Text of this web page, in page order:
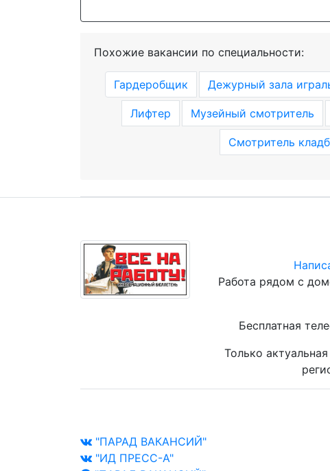
Похожие вакансии по специальности:
Гардеробщик Дежурный зала
Лифтер Музейный смотритель
Смотритель
Работа рядом с
Бесплатная
Только
"ПАРАД ВАКАНСИЙ"
"ИД ПРЕСС-А"